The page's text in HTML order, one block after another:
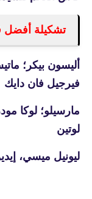
تشكيلة أفضل
أليسون بيكر؛
فيرجيل فان دايك
مارسيلو؛ لوكا
لوتين
ليونيل ميسي،